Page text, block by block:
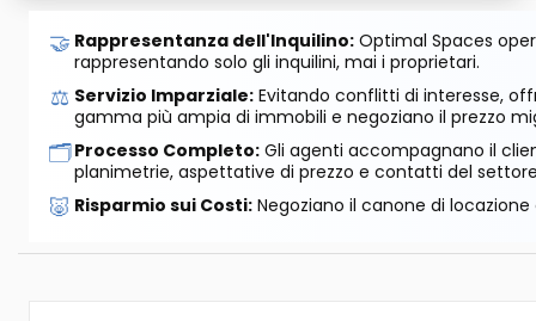
🤝 Rappresentanza dell'Inquilino: Optimal Spaces
rappresentando solo gli inquilini, mai i proprietari.
⚖️ Servizio Imparziale: Evitando conflitti di interesse,
gamma più ampia di immobili e negoziano il prezzo
🗂️Processo Completo: Gli agenti accompagnano il
planimetrie, aspettative di prezzo e contatti del
🐷 Risparmio sui Costi: Negoziano il canone di